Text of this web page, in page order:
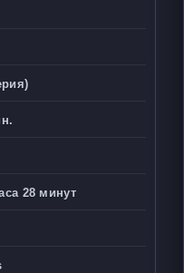
28 минут